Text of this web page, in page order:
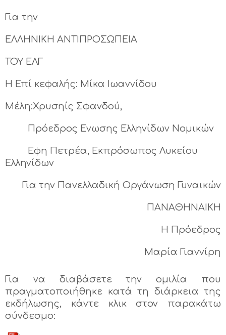
Για την
ΕΛΛΗΝΙΚΗ ΑΝΤΙΠΡΟΣΩΠΕΙΑ
ΤΟΥ ΕΛΓ
Η Επί κεφαλής: Μίκα Ιωαννίδου
Μέλη:Χρυσηίς Σφανδού,
Πρόεδρος Ενωσης Ελληνίδων Νομικών
Εφη Πετρέα, Εκπρόσωπος Λυκείου
Ελληνίδων
Για την Πανελλαδική Οργάνωση Γυναικών
ΠΑΝΑΘΗΝΑΙΚΗ
Η Πρόεδρος
Μαρία Γιαννίρη
Για να διαβάσετε την ομιλία που
πραγματοποιήθηκε κατά τη διάρκεια της
εκδήλωσης, κάντε κλικ στον παρακάτω
σύνδεσμο: